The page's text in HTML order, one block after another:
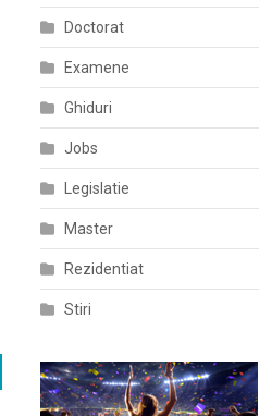
Doctorat
Examene
Ghiduri
Jobs
Legislatie
Master
Rezidentiat
Stiri